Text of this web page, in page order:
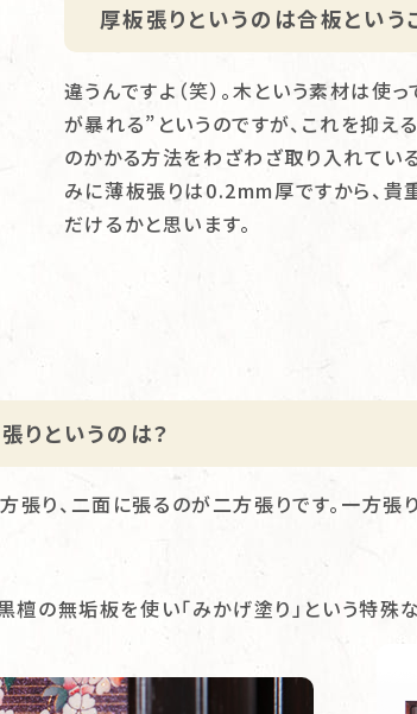
厚板張りというのは合板という
違うんですよ（笑）。木という素材は使
が暴れる”というのですが、これを抑え
のかかる方法をわざわざ取り入れてい
みに薄板張りは0.2mm厚ですから、
だけるかと思います。
りというのは？
り、二面に張るのが二方張りです。一方張
檀の無垢板を使い「みかげ塗り」という特殊